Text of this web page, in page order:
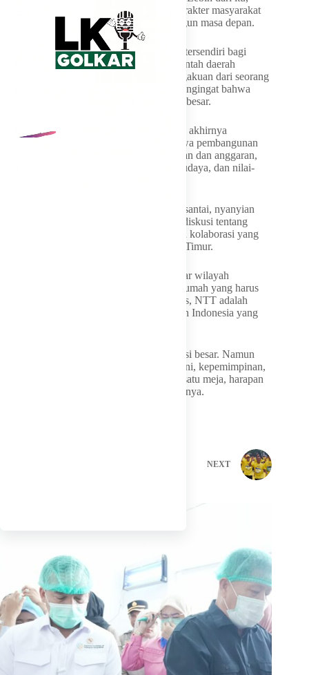
NTT menyimpan kekuatan budaya dan karakter masyarakat
yang menjadi modal besar untuk membangun masa depan.
Kekaguman tersebut menjadi kebanggaan tersendiri bagi
Melki Laka Lena. Di tengah upaya pemerintah daerah
memperkenalkan NTT kepada dunia, pengakuan dari seorang
figur nasional seperti Iwan Fals menjadi pengingat bahwa
Flobamorata memiliki potensi yang sangat besar.
Pertemuan yang berlangsung sederhana itu akhirnya
meninggalkan pesan yang lebih luas. Bahwa pembangunan
tidak dapat berjalan hanya dengan kebijakan dan anggaran,
tetapi juga membutuhkan sentuhan seni, budaya, dan nilai-
Dari sebuah malam yang diisi percakapan santai, nyanyian
untuk mengenang Franky Sahilatua, serta diskusi tentang
masa depan anak muda, lahir harapan akan kolaborasi yang
lebih besar bagi kemajuan Nusa Tenggara Timur.
Bagi Melki Laka Lena, NTT bukan sekadar wilayah
administratif yang dipimpin. NTT adalah rumah yang harus
dirawat bersama. Sementara bagi Iwan Fals, NTT adalah
ruang inspirasi yang memperlihatkan wajah Indonesia yang
Malam itu mungkin berakhir tanpa deklarasi besar. Namun
pesan yang tertinggal terasa kuat: ketika seni, kepemimpinan,
dan kecintaan pada rakyat bertemu dalam satu meja, harapan
untuk masa depan selalu menemukan jalannya.
NEXT